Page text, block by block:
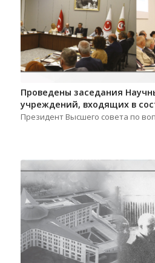
Проведены заседания
учреждений, входящих в
Президент Высшего совета по